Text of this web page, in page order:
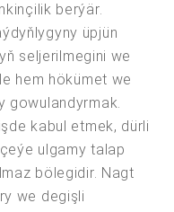
berýär.
üpjün
seljerilmegini we
hem hökümet we
gowulandyrmak.
kabul etmek, dürli
ulgamy talap
bölegidir. Nagt
we degişli